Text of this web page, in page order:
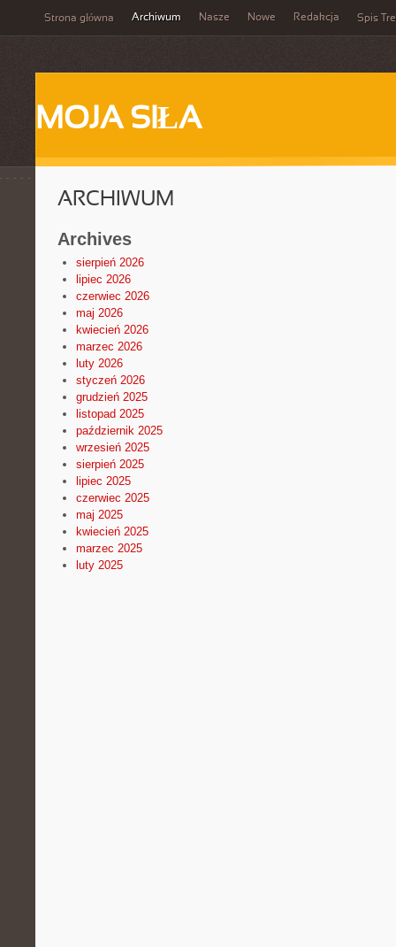
Strona główna Archiwum Nasze Nowe Redakcja Spis
MOJA SIŁA
ARCHIWUM
Archives
sierpień 2026
lipiec 2026
czerwiec 2026
maj 2026
kwiecień 2026
marzec 2026
luty 2026
styczeń 2026
grudzień 2025
listopad 2025
październik 2025
wrzesień 2025
sierpień 2025
lipiec 2025
czerwiec 2025
maj 2025
kwiecień 2025
marzec 2025
luty 2025